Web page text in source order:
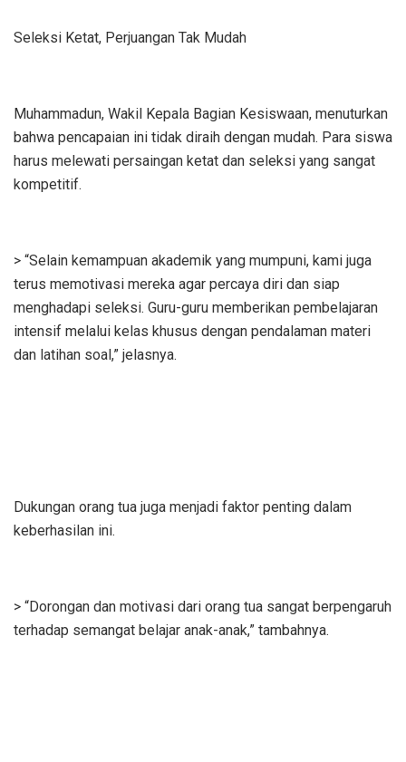
Seleksi Ketat, Perjuangan Tak Mudah
Muhammadun, Wakil Kepala Bagian Kesiswaan, menuturkan
bahwa pencapaian ini tidak diraih dengan mudah. Para siswa
harus melewati persaingan ketat dan seleksi yang sangat
kompetitif.
> “Selain kemampuan akademik yang mumpuni, kami juga
terus memotivasi mereka agar percaya diri dan siap
menghadapi seleksi. Guru-guru memberikan pembelajaran
intensif melalui kelas khusus dengan pendalaman materi
dan latihan soal,” jelasnya.
Dukungan orang tua juga menjadi faktor penting dalam
keberhasilan ini.
> “Dorongan dan motivasi dari orang tua sangat berpengaruh
terhadap semangat belajar anak-anak,” tambahnya.